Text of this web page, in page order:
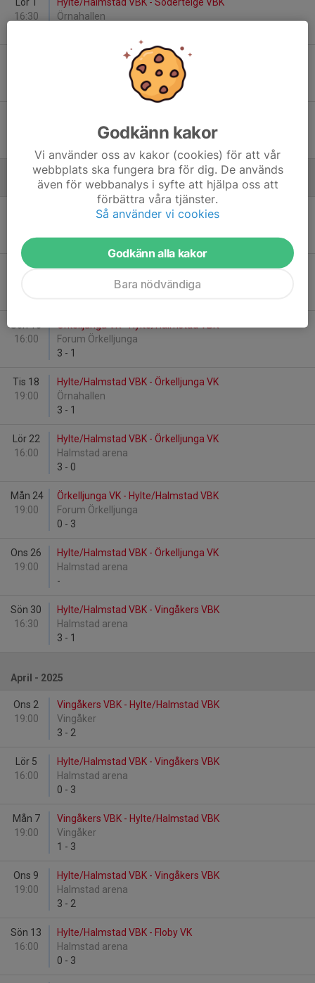
16:30
Örnahallen
Uppsala VBS - Hylte/Halmstad VBK
Fyrishov A, Uppsala
Sporthallen, Vingåker
Mars - 2025
Sollentuna VK - Hylte/Halmstad VBK
0-3
Sön 9
Hylte/Halmstad VBK - Lunds VK
Halmstad arena
Sön 16
16:00
Örkelljunga VK - Hylte/Halmstad VBK
Forum Örkelljunga
3 - 1
Tis 18
19:00
Hylte/Halmstad VBK - Örkelljunga VK
Örnahallen
3 - 1
Lör 22
16:00
Hylte/Halmstad VBK - Örkelljunga VK
Halmstad arena
3 - 0
Mån 24
19:00
Örkelljunga VK - Hylte/Halmstad VBK
Forum Örkelljunga
0 - 3
Ons 26
19:00
Hylte/Halmstad VBK - Örkelljunga VK
Halmstad arena
-
Sön 30
16:30
Hylte/Halmstad VBK - Vingåkers VBK
Halmstad arena
3 - 1
April - 2025
Ons 2
19:00
Vingåkers VBK - Hylte/Halmstad VBK
Vingåker
3 - 2
Lör 5
16:00
Hylte/Halmstad VBK - Vingåkers VBK
Halmstad arena
0 - 3
Mån 7
19:00
Vingåkers VBK - Hylte/Halmstad VBK
Vingåker
1 - 3
Ons 9
19:00
Hylte/Halmstad VBK - Vingåkers VBK
Halmstad arena
3 - 2
Sön 13
16:00
Hylte/Halmstad VBK - Floby VK
Halmstad arena
0 - 3
Godkänn kakor
Vi använder oss av kakor (cookies) för att vår
webbplats ska fungera bra för dig. De används
även för webbanalys i syfte att hjälpa oss att
förbättra våra tjänster.
Så använder vi cookies
Godkänn alla kakor
Bara nödvändiga